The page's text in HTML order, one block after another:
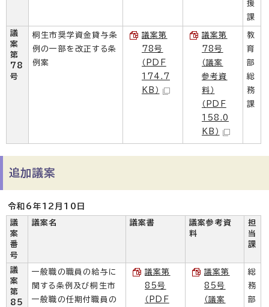
援
課
議
案
第
78
号
桐生市奨学資金貸与条
例の一部を改正する条
例案
議案第
78号
（PDF
174.7
KB）
議案第
78号
（議案
参考資
料）
（PDF
158.0
KB）
教
育
部
総
務
課
追加議案
令和6年12月10日
議
案
番
号
議案名 議案書
議案参考資
料
担
当
課
議
案
第
85
一般職の職員の給与に
関する条例及び桐生市
一般職の任期付職員の
議案第
85号
（PDF
議案第
85号
（議案
総
務
部